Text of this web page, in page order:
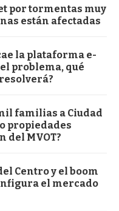
por tormentas muy
están afectadas
la plataforma e-
problema, qué
familias a Ciudad
propiedades
del MVOT?
Centro y el boom
el mercado